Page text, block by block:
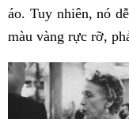
áo. Tuy nhiên, nó
màu vàng rực rỡ,